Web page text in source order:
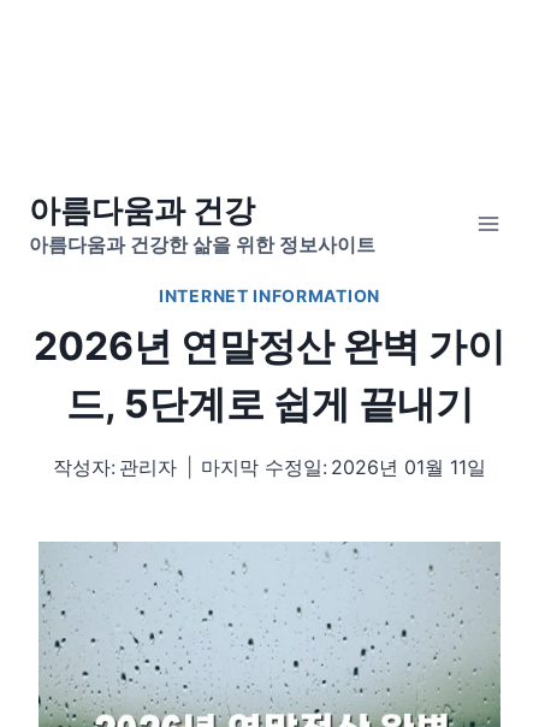
Skip아름다움과 건강
아름다움과 건강한 삶을 위한 정보사이트
INTERNET INFORMATION
2026년 연말정산 완벽 가이
드, 5단계로 쉽게 끝내기
작성자: 관리자 마지막 수정일: 2026년 01월 11일